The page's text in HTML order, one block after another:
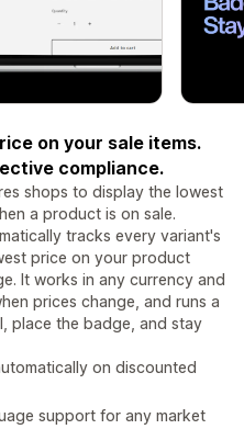
on your sale items.
compliance.
shops to display the lowest
a product is on sale.
tracks every variant's
price on your product
It works in any currency and
prices change, and runs a
place the badge, and stay
on discounted
support for any market